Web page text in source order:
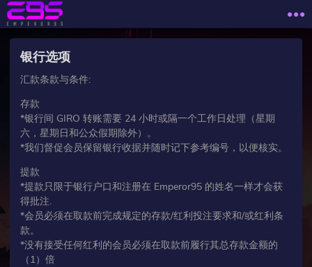
银行选项
汇款条款与条件:
存款
*银行间 GIRO 转账需要 24 小时或隔一个工作日处理（星期
六，星期日和公众假期除外）。
*我们督促会员保留银行收据并随时记下参考编号，以便核实。
提款
*提款只限于银行户口和注册在 Emperor95 的姓名一样才会获
得批注.
*会员必须在取款前完成规定的存款/红利投注要求和/或红利条
款。
*没有接受任何红利的会员必须在取款前履行其总存款金额的
（1）倍